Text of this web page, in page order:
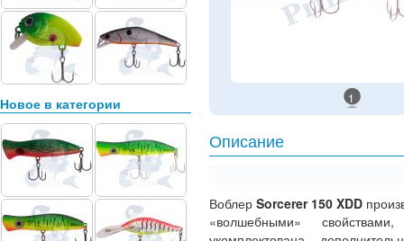
Новое в категории 1
Описание
Воблер Sorcerer 150 XDD
«волшебными»